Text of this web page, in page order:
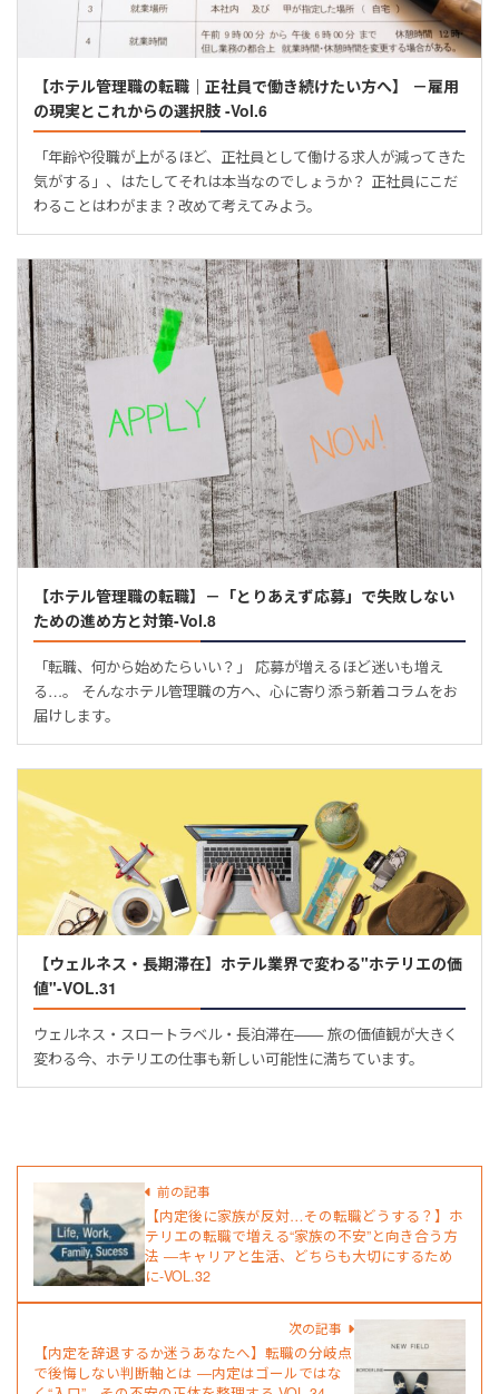
【ホテル管理職の転職｜正社員で働き続けたい方へ】 －雇用
の現実とこれからの選択肢 -Vol.6
「年齢や役職が上がるほど、正社員として働ける求人が減ってきた
気がする」、はたしてそれは本当なのでしょうか？ 正社員にこだ
わることはわがまま？改めて考えてみよう。
【ホテル管理職の転職】－「とりあえず応募」で失敗しない
ための進め方と対策-Vol.8
「転職、何から始めたらいい？」 応募が増えるほど迷いも増え
る…。 そんなホテル管理職の方へ、心に寄り添う新着コラムをお
届けします。
【ウェルネス・長期滞在】ホテル業界で変わる"ホテリエの価
値"-VOL.31
ウェルネス・スロートラベル・長泊滞在—— 旅の価値観が大きく
変わる今、ホテリエの仕事も新しい可能性に満ちています。
前の記事
【内定後に家族が反対…その転職どうする？】ホ
テリエの転職で増える“家族の不安”と向き合う方
法 ―キャリアと生活、どちらも大切にするため
に-VOL.32
次の記事
【内定を辞退するか迷うあなたへ】転職の分岐点
で後悔しない判断軸とは ―内定はゴールではな